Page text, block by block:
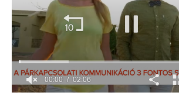
00:02 02:06